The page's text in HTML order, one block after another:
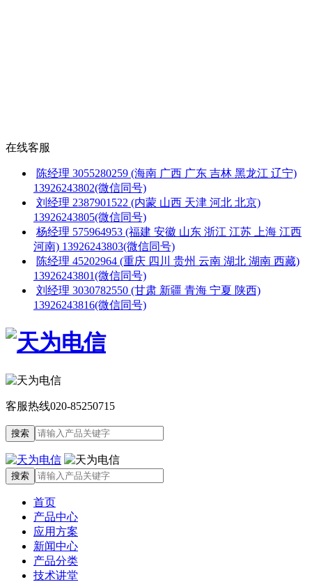
在线客服
陈经理 3055280259 (海南 广西 广东 吉林 黑龙江 辽宁)
13926243802(微信同号)
刘经理 2387901522 (内蒙 山西 天津 河北 北京)
13926243805(微信同号)
杨经理 575964953 (福建 安徽 山东 浙江 江苏 上海 江西
河南) 13926243803(微信同号)
陈经理 45202964 (重庆 四川 贵州 云南 湖北 湖南 西藏)
13926243801(微信同号)
刘经理 3030782550 (甘肃 新疆 青海 宁夏 陕西)
13926243816(微信同号)
客服热线020-85250715
首页
产品中心
应用方案
新闻中心
产品分类
技术讲堂